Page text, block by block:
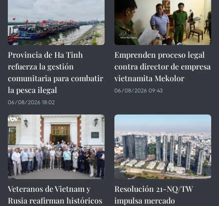
Provincia de Ha Tinh
refuerza la gestión
comunitaria para combatir
la pesca ilegal
06/08/2026 18:02
Emprenden proceso legal
contra director de empresa
vietnamita Mekolor
06/08/2026 09:43
Veteranos de Vietnam y
Rusia reafirman históricos
Resolución 21-NQ/TW
impulsa mercado